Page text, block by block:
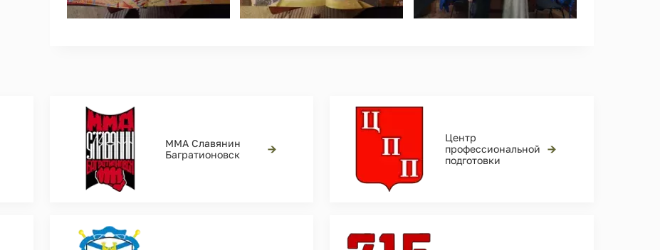
ММА Славянин
Багратионовск
→
Центр
профессиональной
подготовки
→